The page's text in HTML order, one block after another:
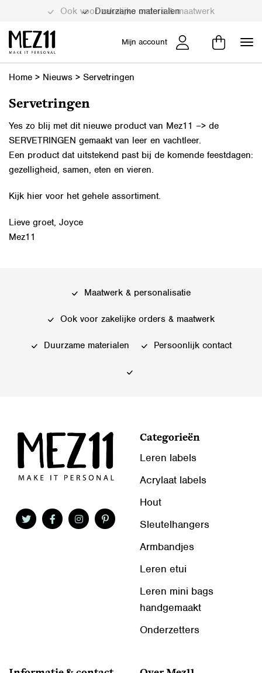
Ook voor zakelijke orders & maatwerk
Duurzame materialen
Mijn account
Home > Nieuws > Servetringen
Servetringen
Yes zo blij met dit nieuwe product van Mez11 –> de
SERVETRINGEN gemaakt van leer en vachtleer.
Een product dat uitstekend past bij de komende feestdagen:
gezelligheid, samen, eten en vieren.
Kijk hier voor het gehele assortiment.
Lieve groet, Joyce
Mez11
Maatwerk & personalisatie
Ook voor zakelijke orders & maatwerk
Duurzame materialen Persoonlijk contact
Categorieën
Leren labels
Acrylaat labels
Hout
Sleutelhangers
Armbandjes
Leren etui
Leren mini bags
handgemaakt
Onderzetters